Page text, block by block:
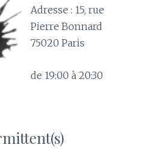
Adresse : 15, rue
Pierre Bonnard
75020 Paris
de 19:00 à 20:30